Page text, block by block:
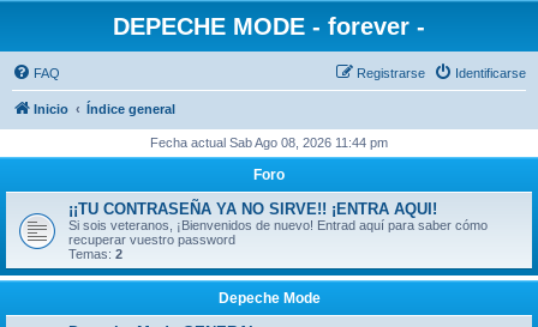
DEPECHE MODE - forever -
FAQ Identificarse
Registrarse
Inicio Índice general
Fecha actual Sab Ago 08, 2026 11:44 pm
Foro
¡¡TU CONTRASEÑA YA NO SIRVE!! ¡ENTRA AQUI!
Si sois veteranos, ¡Bienvenidos de nuevo! Entrad aquí para saber cómo
recuperar vuestro password
Temas: 2
Depeche Mode